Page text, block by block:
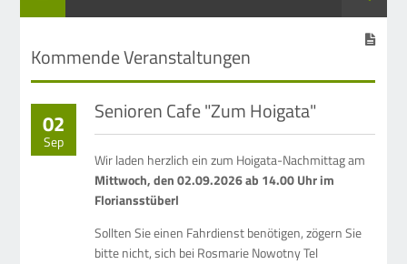
Kommende Veranstaltungen
02
Sep
Senioren Cafe "Zum Hoigata"
Wir laden herzlich ein zum Hoigata-Nachmittag am
Mittwoch, den 02.09.2026 ab 14.00 Uhr im
Floriansstüberl
Sollten Sie einen Fahrdienst benötigen, zögern Sie
bitte nicht, sich bei Rosmarie Nowotny Tel